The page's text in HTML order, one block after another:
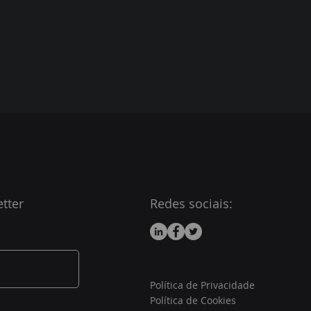
Redes sociais:
Política de Privacidade
Política de Cookies